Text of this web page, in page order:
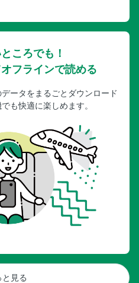
ころでも！
フラインで読める
ータをまるごとダウンロード
も快適に楽しめます。
と見る